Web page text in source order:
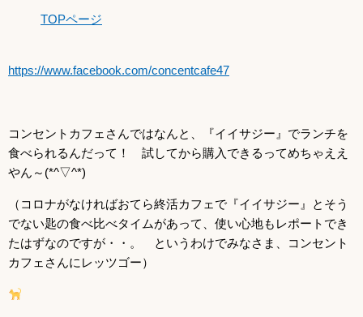
TOPページ
https://www.facebook.com/concentcafe47
コンセントカフェさんではなんと、『イイサジー』でランチを
食べられるんだって！ 試してから購入できるってめちゃええ
やん～(*^▽^*)
（コロナがなければおてら終活カフェで『イイサジー』とそう
でない匙の食べ比べタイムがあって、使い心地もレポートでき
たはずなのですが・・。 というわけでみなさま、コンセント
カフェさんにレッツゴー）